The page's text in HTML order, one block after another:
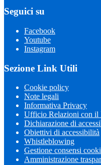
Seguici su
Facebook
Youtube
Instagram
Sezione Link Utili
Cookie policy
Note legali
Informativa Privacy
Ufficio Relazioni con il
Dichiarazione di
Obiettivi di accessibilità
Whistleblowing
Gestione consensi
Amministrazione